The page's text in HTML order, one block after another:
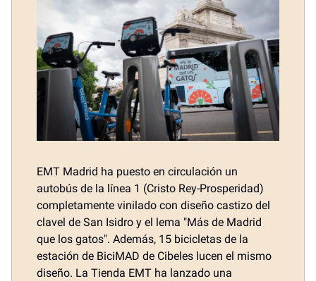
EMT Madrid ha puesto en circulación un
autobús de la línea 1 (Cristo Rey-Prosperidad)
completamente vinilado con diseño castizo del
clavel de San Isidro y el lema "Más de Madrid
que los gatos". Además, 15 bicicletas de la
estación de BiciMAD de Cibeles lucen el mismo
diseño. La Tienda EMT ha lanzado una